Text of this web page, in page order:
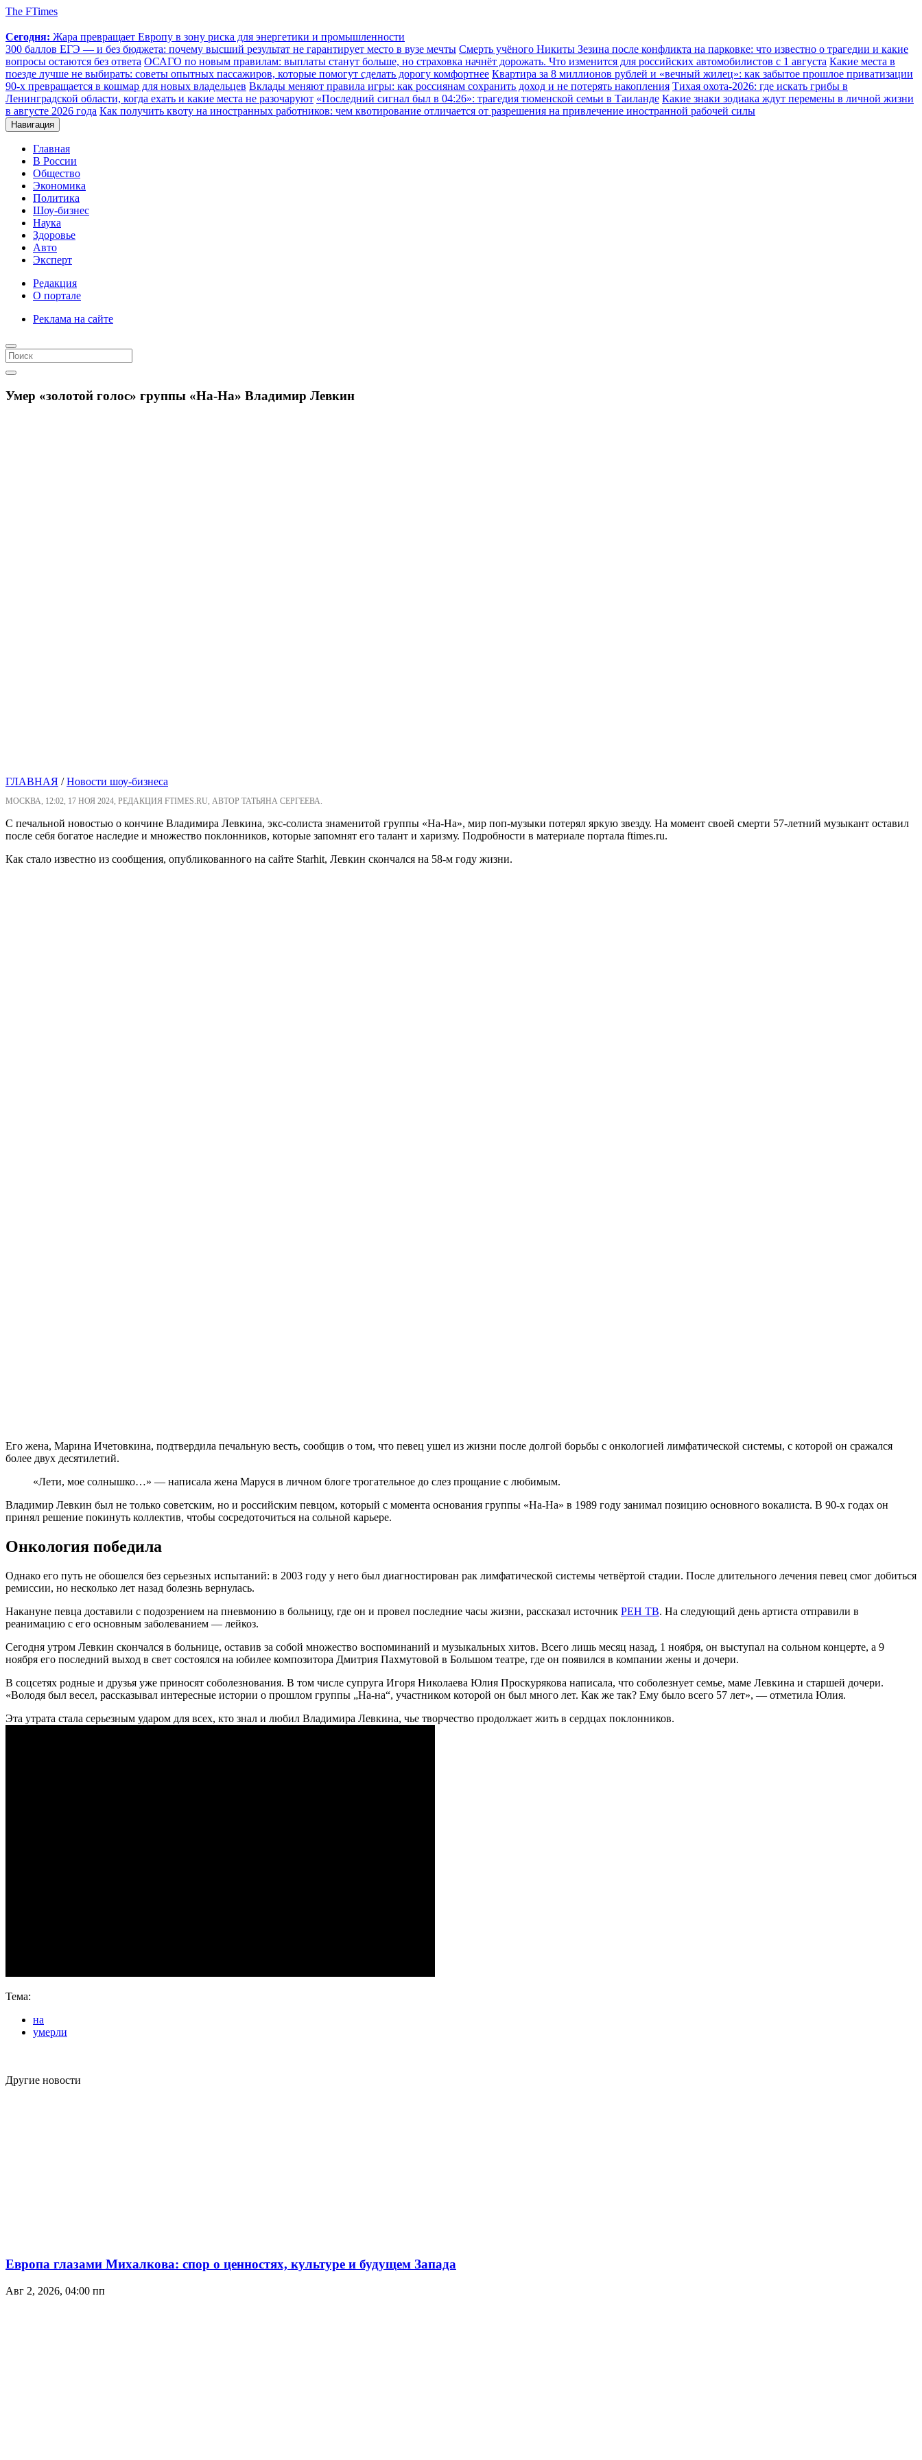
The FTimes
Сегодня: Жара превращает Европу в зону риска для энергетики и промышленности
300 баллов ЕГЭ — и без бюджета: почему высший результат не гарантирует место в вузе мечты Смерть учёного Никиты Зезина после конфликта на парковке: что известно о трагедии и какие
вопросы остаются без ответа ОСАГО по новым правилам: выплаты станут больше, но страховка начнёт дорожать. Что изменится для российских автомобилистов с 1 августа Какие места в
поезде лучше не выбирать: советы опытных пассажиров, которые помогут сделать дорогу комфортнее Квартира за 8 миллионов рублей и «вечный жилец»: как забытое прошлое приватизации
90-х превращается в кошмар для новых владельцев Вклады меняют правила игры: как россиянам сохранить доход и не потерять накопления Тихая охота-2026: где искать грибы в
Ленинградской области, когда ехать и какие места не разочаруют «Последний сигнал был в 04:26»: трагедия тюменской семьи в Таиланде Какие знаки зодиака ждут перемены в личной жизни
в августе 2026 года Как получить квоту на иностранных работников: чем квотирование отличается от разрешения на привлечение иностранной рабочей силы
Навигация
Главная
В России
Общество
Экономика
Политика
Шоу-бизнес
Наука
Здоровье
Авто
Эксперт
Редакция
О портале
Реклама на сайте
Умер «золотой голос» группы «На-На» Владимир Левкин
ГЛАВНАЯ /Новости шоу-бизнеса
МОСКВА, 12:02, 17 НОЯ 2024, РЕДАКЦИЯ FTIMES.RU, АВТОР ТАТЬЯНА СЕРГЕЕВА.
С печальной новостью о кончине Владимира Левкина, экс-солиста знаменитой группы «На-На», мир поп-музыки потерял яркую звезду. На момент своей смерти 57-летний музыкант оставил
после себя богатое наследие и множество поклонников, которые запомнят его талант и харизму. Подробности в материале портала ftimes.ru.
Как стало известно из сообщения, опубликованного на сайте Starhit, Левкин скончался на 58-м году жизни.
Его жена, Марина Ичетовкина, подтвердила печальную весть, сообщив о том, что певец ушел из жизни после долгой борьбы с онкологией лимфатической системы, с которой он сражался
более двух десятилетий.
«Лети, мое солнышко…» — написала жена Маруся в личном блоге трогательное до слез прощание с любимым.
Владимир Левкин был не только советским, но и российским певцом, который с момента основания группы «На-На» в 1989 году занимал позицию основного вокалиста. В 90-х годах он
принял решение покинуть коллектив, чтобы сосредоточиться на сольной карьере.
Онкология победила
Однако его путь не обошелся без серьезных испытаний: в 2003 году у него был диагностирован рак лимфатической системы четвёртой стадии. После длительного лечения певец смог добиться
ремиссии, но несколько лет назад болезнь вернулась.
Накануне певца доставили с подозрением на пневмонию в больницу, где он и провел последние часы жизни, рассказал источник РЕН ТВ. На следующий день артиста отправили в
реанимацию с его основным заболеванием — лейкоз.
Сегодня утром Левкин скончался в больнице, оставив за собой множество воспоминаний и музыкальных хитов. Всего лишь месяц назад, 1 ноября, он выступал на сольном концерте, а 9
ноября его последний выход в свет состоялся на юбилее композитора Дмитрия Пахмутовой в Большом театре, где он появился в компании жены и дочери.
В соцсетях родные и друзья уже приносят соболезнования. В том числе супруга Игоря Николаева Юлия Проскурякова написала, что соболезнует семье, маме Левкина и старшей дочери.
«Володя был весел, рассказывал интересные истории о прошлом группы „На-на“, участником которой он был много лет. Как же так? Ему было всего 57 лет», — отметила Юлия.
Эта утрата стала серьезным ударом для всех, кто знал и любил Владимира Левкина, чье творчество продолжает жить в сердцах поклонников.
Тема:
на
умерли
Другие новости
Европа глазами Михалкова: спор о ценностях, культуре и будущем Запада
Авг 2, 2026, 04:00 пп